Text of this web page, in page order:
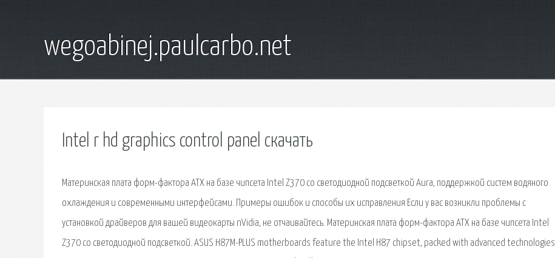
wegoabinej.paulcarbo.net
Intel r hd graphics control panel скачать
Материнская плата форм-фактора ATX на базе чипсета Intel Z370 со светодиодной подсветкой Aura, поддержкой систем водяного
охлаждения и современными интерфейсами. Примеры ошибок и способы их исправления Если у вас возникли проблемы с
установкой драйверов для вашей видеокарты nVidia, не отчаивайтесь. Материнская плата форм-фактора ATX на базе чипсета Intel
Z370 со светодиодной подсветкой. ASUS H87M-PLUS motherboards feature the Intel H87 chipset, packed with advanced technologies